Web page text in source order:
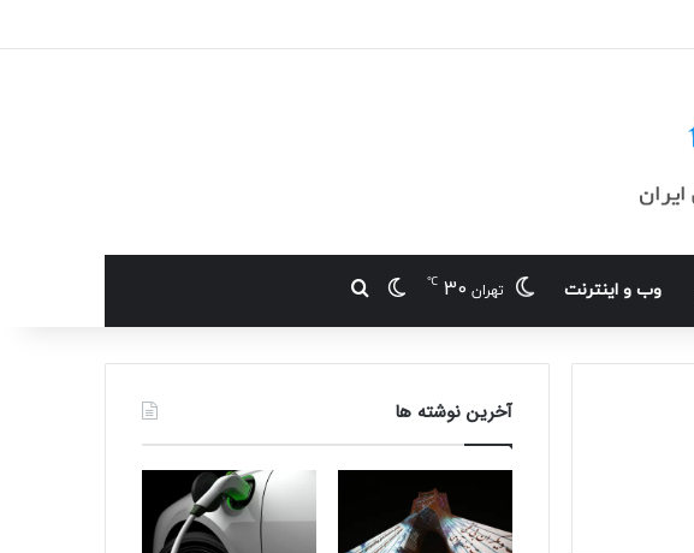
وب و اینترنت تهران 30
℃ تغییر پوسته
جستجو برای
آخرین نوشته ها